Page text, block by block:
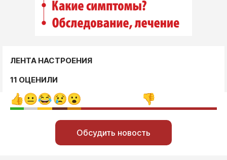
ЛЕНТА НАСТРОЕНИЯ
11 ОЦЕНИЛИ
Обсудить новость